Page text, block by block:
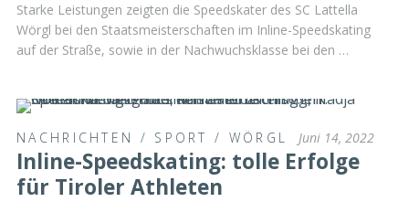
Starke Leistungen zeigten die Speedskater des SC Lattella
Wörgl bei den Staatsmeisterschaften im Inline-Speedskating
auf der Straße, sowie in der Nachwuchsklasse bei den …
NACHRICHTEN / SPORT / WÖRGL Juni 14, 2022
Inline-Speedskating: tolle Erfolge
für Tiroler Athleten